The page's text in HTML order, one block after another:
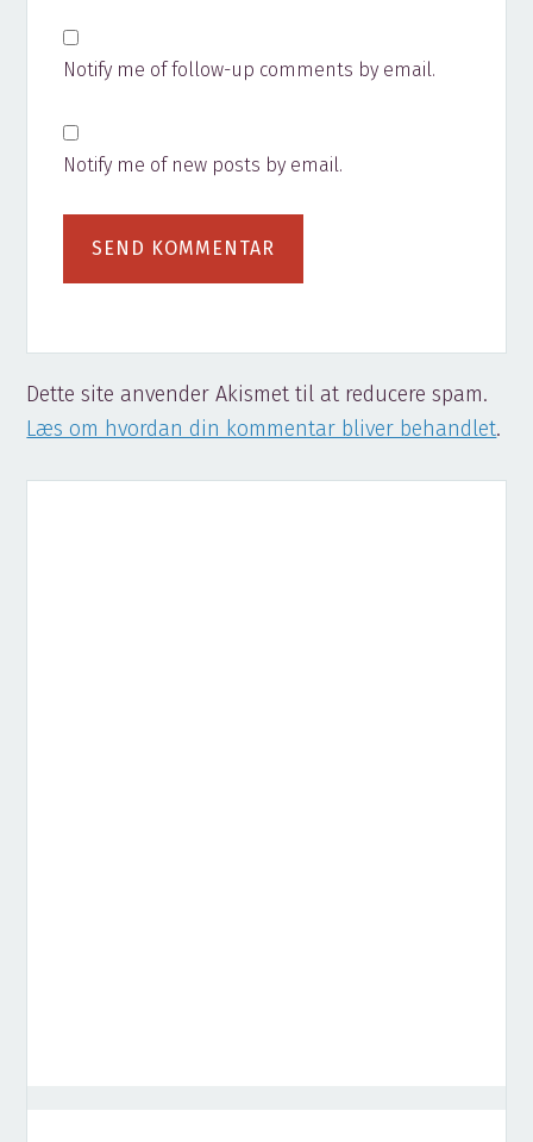
Notify me of follow-up comments by email.
Notify me of new posts by email.
Dette site anvender Akismet til at reducere spam.
Læs om hvordan din kommentar bliver behandlet.